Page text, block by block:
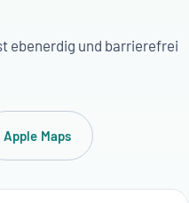
ebenerdig und barrierefrei
Apple Maps